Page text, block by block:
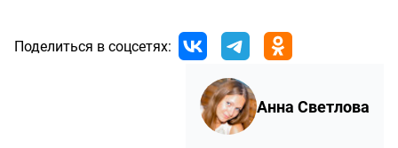
Поделиться в соцсетях:
Анна Светлова